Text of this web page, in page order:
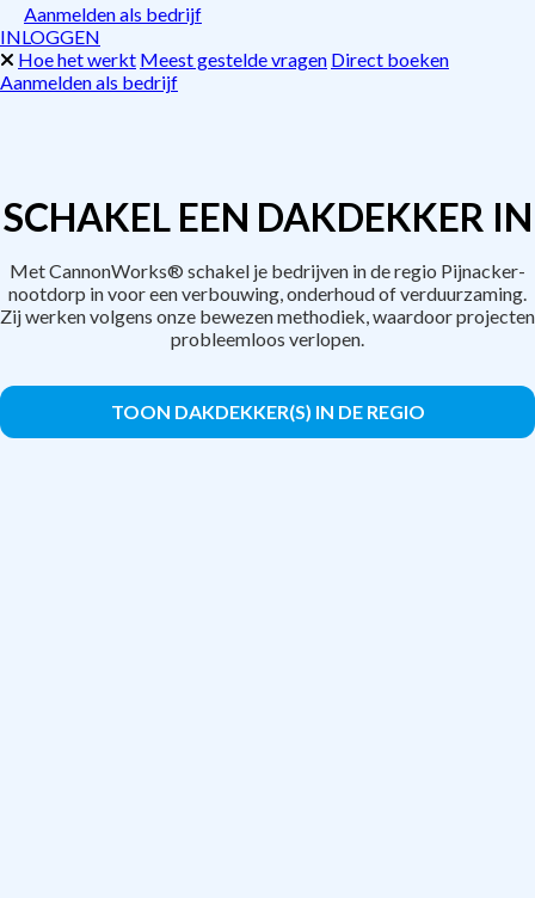
Aanmelden als bedrijf
INLOGGEN
Hoe het werkt Meest gestelde vragen Direct boeken
Aanmelden als bedrijf
SCHAKEL EEN DAKDEKKER IN
Met CannonWorks® schakel je bedrijven in de regio Pijnacker-
nootdorp in voor een verbouwing, onderhoud of verduurzaming.
Zij werken volgens onze bewezen methodiek, waardoor projecten
probleemloos verlopen.
TOON DAKDEKKER(S) IN DE REGIO